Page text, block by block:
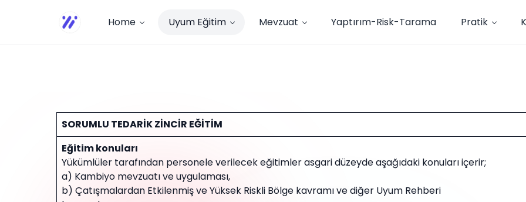
Home Uyum Eğitim Mevzuat Yaptırım-Risk-Tarama Pratik
SORUMLU TEDARİK ZİNCİR EĞİTİM
Eğitim konuları
Yükümlüler tarafından personele verilecek eğitimler asgari düzeyde aşağıdaki konuları içerir;
a) Kambiyo mevzuatı ve uygulaması,
b) Çatışmalardan Etkilenmiş ve Yüksek Riskli Bölge kavramı ve diğer Uyum Rehberi